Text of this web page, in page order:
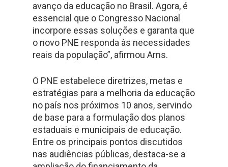
avanço da educação no Brasil. Agora, é
essencial que o Congresso Nacional
incorpore essas soluções e garanta que
o novo PNE responda às necessidades
reais da população”, afirmou Arns.
O PNE estabelece diretrizes, metas e
estratégias para a melhoria da educação
no país nos próximos 10 anos, servindo
de base para a formulação dos planos
estaduais e municipais de educação.
Entre os principais pontos discutidos
nas audiências públicas, destaca-se a